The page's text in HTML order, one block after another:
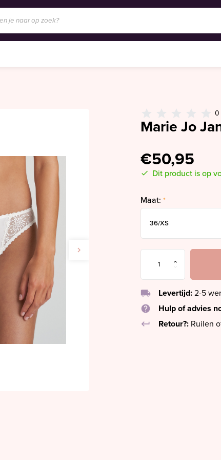
0
Marie Jo
€50,95
Dit product is op
Maat: *
local_shipping Levertijd: 2-5
help
Hulp of advies
keyboard_return
Retour?: Ruilen